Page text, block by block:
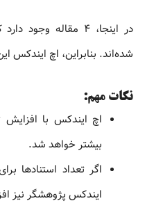
شده‌اند. بنابراین، اچ ایندکس
نکات مهم:
اچ ایندکس با افزایش
بیشتر خواهد شد.
اگر تعداد استنادها
ایندکس پژوهشگر نیز